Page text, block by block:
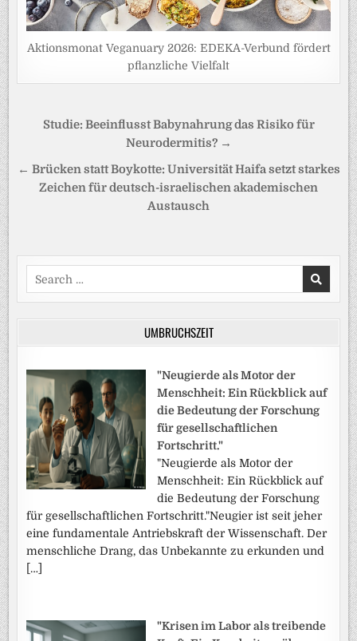
Aktionsmonat Veganuary 2026: EDEKA-Verbund fördert
pflanzliche Vielfalt
Beitragsnavigation
Studie: Beeinflusst Babynahrung das Risiko für
Neurodermitis? →
← Brücken statt Boykotte: Universität Haifa setzt starkes
Zeichen für deutsch-israelischen akademischen
Austausch
Search
for:
UMBRUCHSZEIT
"Neugierde als Motor der
Menschheit: Ein Rückblick auf
die Bedeutung der Forschung
für gesellschaftlichen
Fortschritt."
"Neugierde als Motor der
Menschheit: Ein Rückblick auf
die Bedeutung der Forschung
für gesellschaftlichen Fortschritt."Neugier ist seit jeher
eine fundamentale Antriebskraft der Wissenschaft. Der
menschliche Drang, das Unbekannte zu erkunden und
[…]
"Krisen im Labor als treibende